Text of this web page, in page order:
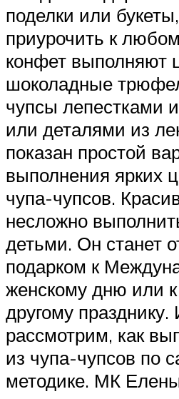
поделки или
приурочить к
конфет выполняют
шоколадные
чупсы лепестками
или деталями из
показан простой
выполнения ярких
чупа-чупсов.
несложно
детьми. Он станет
подарком к
женскому дню или
другому празднику.
рассмотрим, как
из чупа-чупсов по
методике. МК